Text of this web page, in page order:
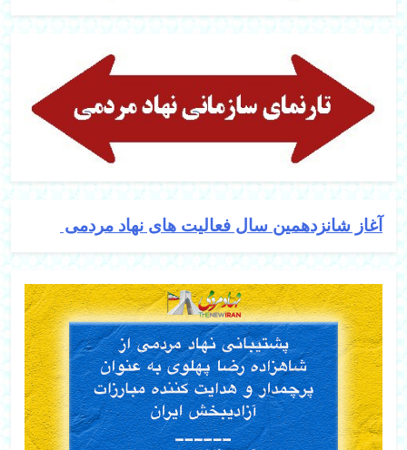
آغاز شانزدهمین سال فعالیت های نهاد مردمی